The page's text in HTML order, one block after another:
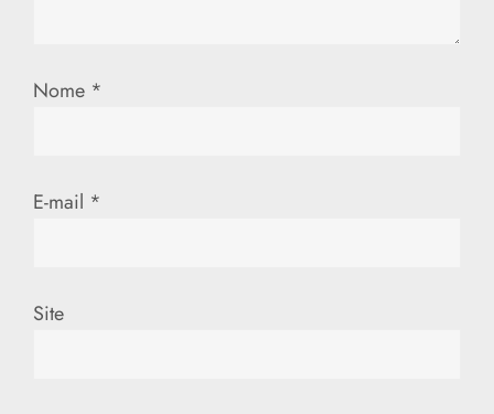
s
Nome *
E-mail *
Site